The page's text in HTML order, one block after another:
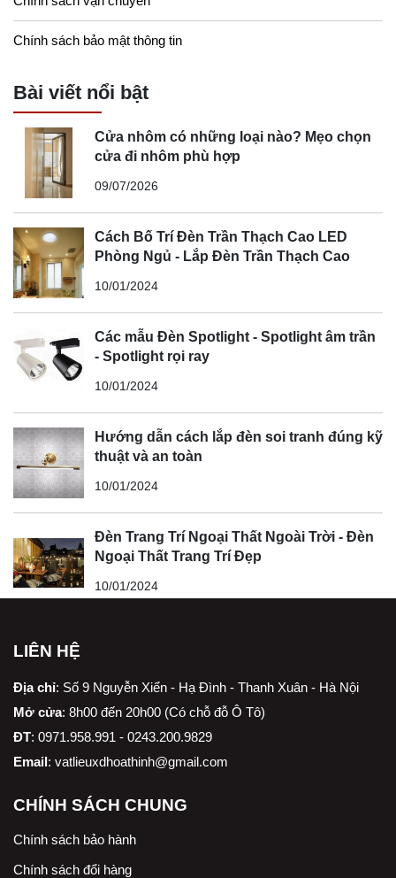
Chính sách bảo mật thông tin
Bài viết nổi bật
Cửa nhôm có những loại nào? Mẹo chọn
cửa đi nhôm phù hợp
09/07/2026
Cách Bố Trí Đèn Trần Thạch Cao LED
Phòng Ngủ - Lắp Đèn Trần Thạch Cao
10/01/2024
Các mẫu Đèn Spotlight - Spotlight âm trần
- Spotlight rọi ray
10/01/2024
Hướng dẫn cách lắp đèn soi tranh đúng kỹ
thuật và an toàn
10/01/2024
Đèn Trang Trí Ngoại Thất Ngoài Trời - Đèn
Ngoại Thất Trang Trí Đẹp
10/01/2024
LIÊN HỆ
Địa chỉ: Số 9 Nguyễn Xiển - Hạ Đình - Thanh Xuân - Hà Nội
Mở cửa: 8h00 đến 20h00 (Có chỗ đỗ Ô Tô)
ĐT: 0971.958.991 - 0243.200.9829
Email: vatlieuxdhoathinh@gmail.com
CHÍNH SÁCH CHUNG
Chính sách bảo hành
Chính sách đổi hàng